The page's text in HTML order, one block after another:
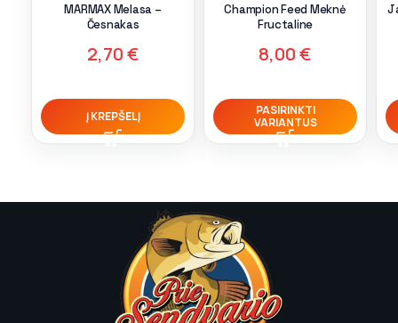
MARMAX Melasa –
Česnakas
2,70€
Į KREPŠELĮ
Champion Feed Meknė
Fructaline
8,00€
PASIRINKTI
VARIANTUS